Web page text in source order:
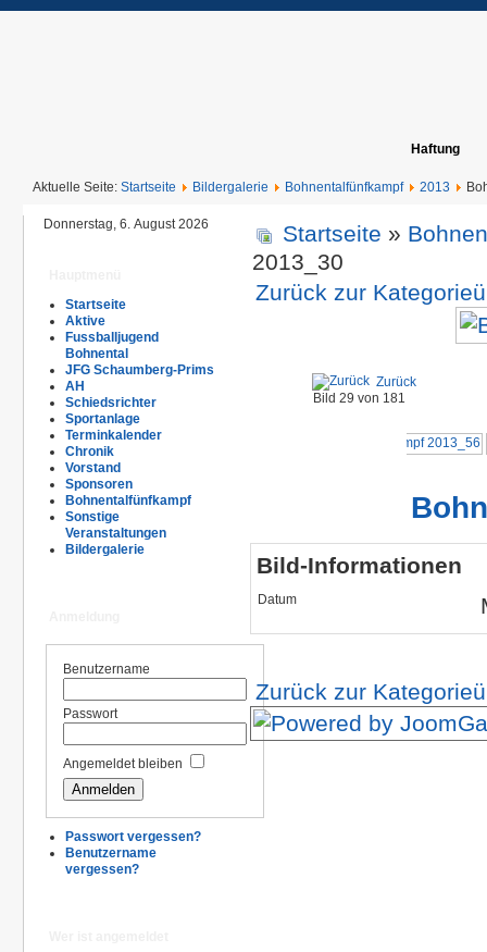
Haftung
Aktuelle Seite: Startseite Bildergalerie Bohnentalfünfkampf 2013
Donnerstag, 6. August 2026
Startseite
Aktive
Fussballjugend
Bohnental
JFG Schaumberg-Prims
AH
Schiedsrichter
Sportanlage
Terminkalender
Chronik
Vorstand
Sponsoren
Bohnentalfünfkampf
Sonstige
Veranstaltungen
Bildergalerie
Benutzername
Passwort
Angemeldet bleiben
Passwort vergessen?
Benutzername
vergessen?
Startseite »
2013_30
Zurück zur
Zurück
Bild 29 von 181
Bild-Informationen
Datum
Zurück zur